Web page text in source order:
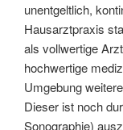
unentgeltlich,
Hausarztpraxis
als vollwertige
hochwertige
Umgebung
Dieser ist noch
Sonographie)